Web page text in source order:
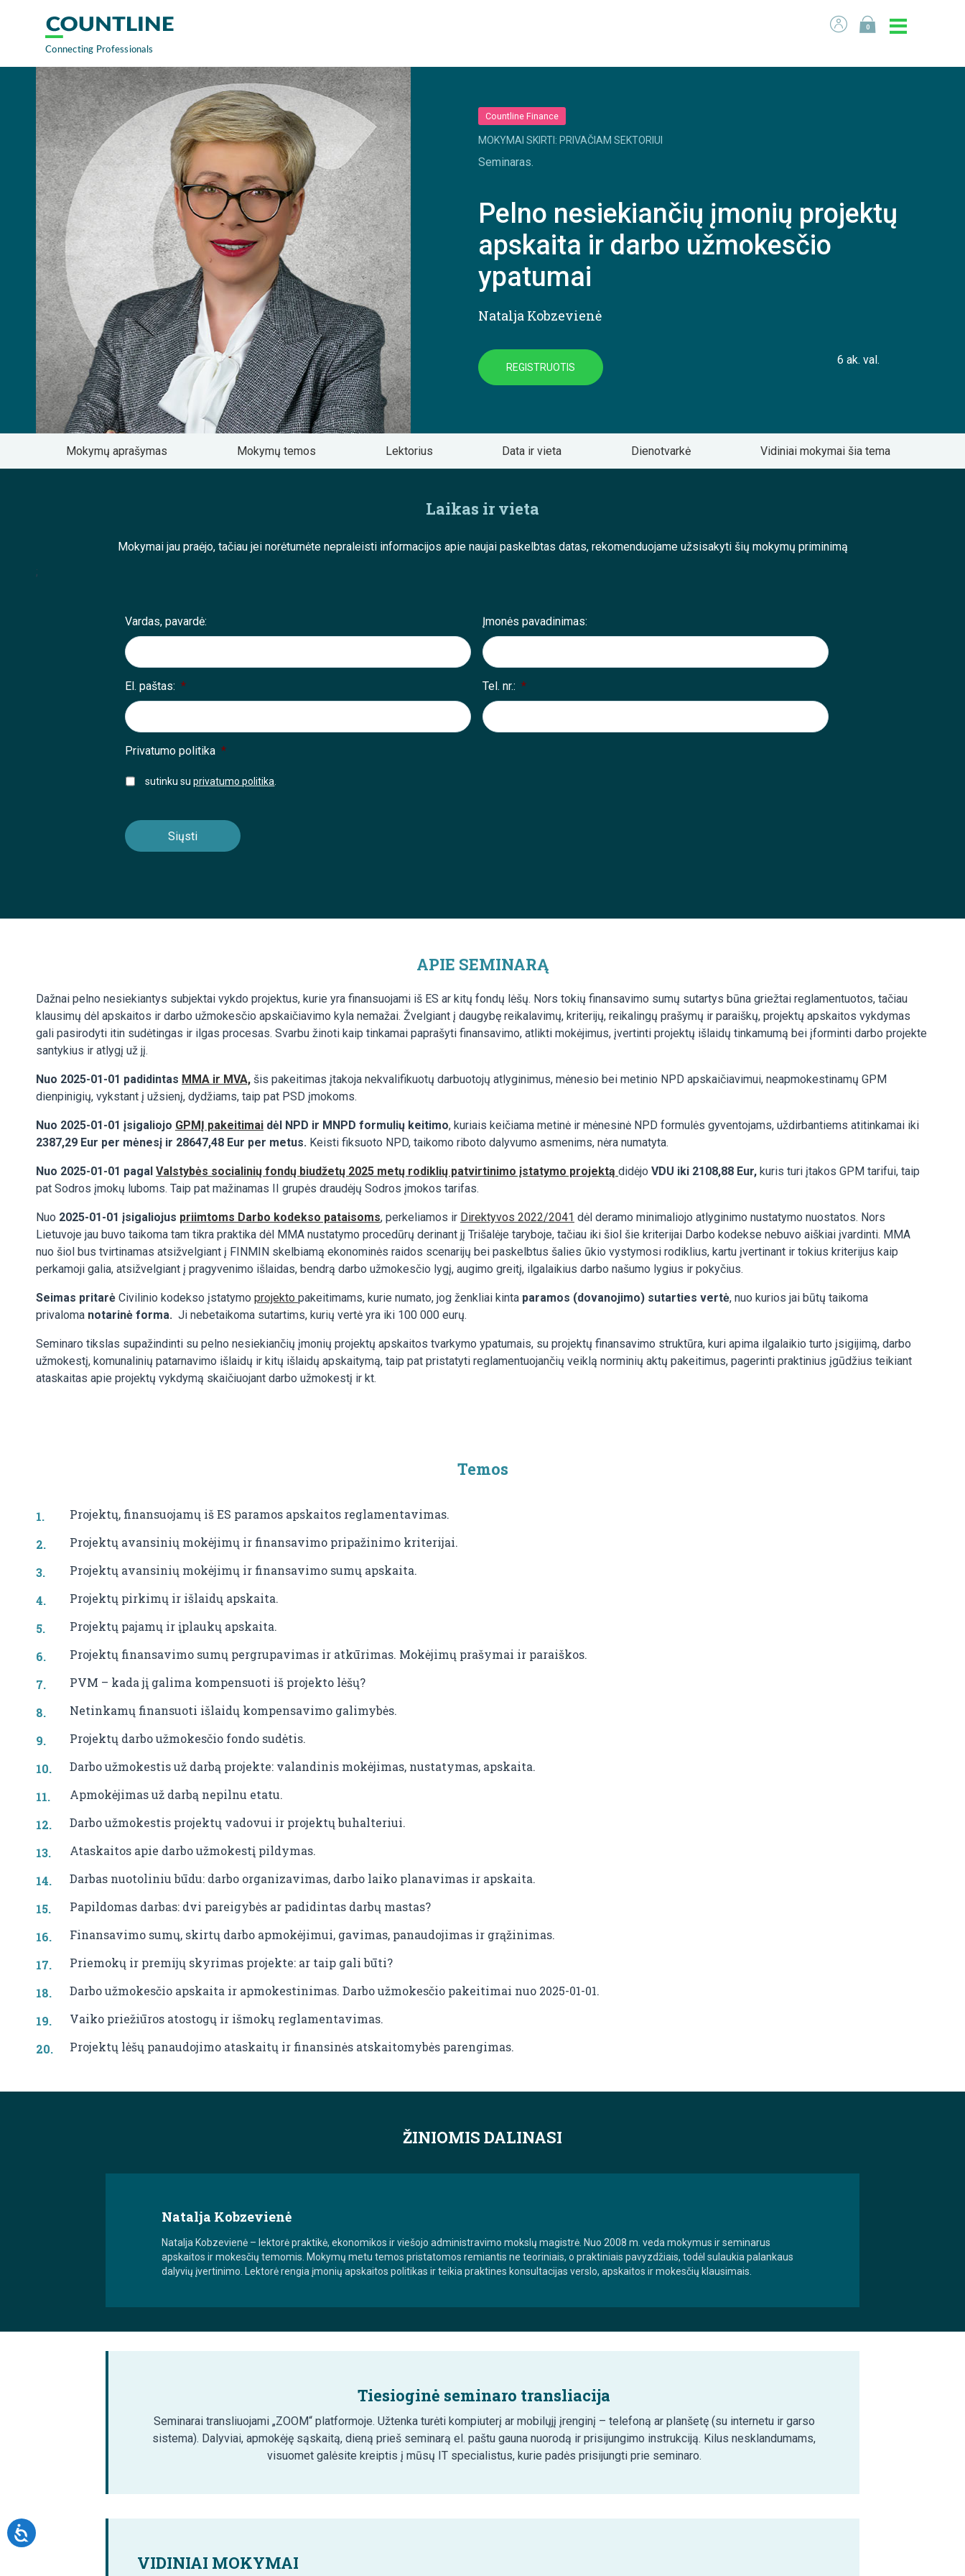
0
Countline Finance
MOKYMAI SKIRTI: PRIVAČIAM SEKTORIUI
Seminaras.
Pelno nesiekiančių įmonių projektų
apskaita ir darbo užmokesčio
ypatumai
Natalja Kobzevienė
REGISTRUOTIS
6 ak. val.
Mokymų aprašymas Mokymų temos Lektorius Data ir vieta Dienotvarkė Vidiniai mokymai šia tema
Laikas ir vieta
Mokymai jau praėjo, tačiau jei norėtumėte nepraleisti informacijos apie naujai paskelbtas datas, rekomenduojame užsisakyti šių mokymų priminimą
;
Vardas, pavardė: Įmonės pavadinimas:
El. paštas: * Tel. nr.: *
Privatumo politika *
sutinku suprivatumo politika
APIE SEMINARĄ
Dažnai pelno nesiekiantys subjektai vykdo projektus, kurie yra finansuojami iš ES ar kitų fondų lėšų. Nors tokių finansavimo sumų sutartys būna griežtai reglamentuotos, tačiau
klausimų dėl apskaitos ir darbo užmokesčio apskaičiavimo kyla nemažai. Žvelgiant į daugybę reikalavimų, kriterijų, reikalingų prašymų ir paraiškų, projektų apskaitos vykdymas
gali pasirodyti itin sudėtingas ir ilgas procesas. Svarbu žinoti kaip tinkamai paprašyti finansavimo, atlikti mokėjimus, įvertinti projektų išlaidų tinkamumą bei įforminti darbo projekte
santykius ir atlygį už jį.
Nuo 2025-01-01 padidintas MMA ir MVA, šis pakeitimas įtakoja nekvalifikuotų darbuotojų atlyginimus, mėnesio bei metinio NPD apskaičiavimui, neapmokestinamų GPM
dienpinigių, vykstant į užsienį, dydžiams, taip pat PSD įmokoms.
Nuo 2025-01-01 įsigaliojo GPMĮ pakeitimai dėl NPD ir MNPD formulių keitimo, kuriais keičiama metinė ir mėnesinė NPD formulės gyventojams, uždirbantiems atitinkamai iki
2387,29 Eur per mėnesį ir 28647,48 Eur per metus. Keisti fiksuoto NPD, taikomo riboto dalyvumo asmenims, nėra numatyta.
Nuo 2025-01-01 pagal Valstybės socialinių fondų biudžetų 2025 metų rodiklių patvirtinimo įstatymo projektą didėjo VDU iki 2108,88 Eur, kuris turi įtakos GPM tarifui, taip
pat Sodros įmokų luboms. Taip pat mažinamas II grupės draudėjų Sodros įmokos tarifas.
Nuo 2025-01-01 įsigaliojus priimtoms Darbo kodekso pataisoms, perkeliamos ir Direktyvos 2022/2041 dėl deramo minimaliojo atlyginimo nustatymo nuostatos. Nors
Lietuvoje jau buvo taikoma tam tikra praktika dėl MMA nustatymo procedūrų derinant jį Trišalėje taryboje, tačiau iki šiol šie kriterijai Darbo kodekse nebuvo aiškiai įvardinti. MMA
nuo šiol bus tvirtinamas atsižvelgiant į FINMIN skelbiamą ekonominės raidos scenarijų bei paskelbtus šalies ūkio vystymosi rodiklius, kartu įvertinant ir tokius kriterijus kaip
perkamoji galia, atsižvelgiant į pragyvenimo išlaidas, bendrą darbo užmokesčio lygį, augimo greitį, ilgalaikius darbo našumo lygius ir pokyčius.
Seimas pritarė Civilinio kodekso įstatymo projekto pakeitimams, kurie numato, jog ženkliai kinta paramos (dovanojimo) sutarties vertė, nuo kurios jai būtų taikoma
privaloma notarinė forma. Ji nebetaikoma sutartims, kurių vertė yra iki 100 000 eurų.
Seminaro tikslas supažindinti su pelno nesiekiančių įmonių projektų apskaitos tvarkymo ypatumais, su projektų finansavimo struktūra, kuri apima ilgalaikio turto įsigijimą, darbo
užmokestį, komunalinių patarnavimo išlaidų ir kitų išlaidų apskaitymą, taip pat pristatyti reglamentuojančių veiklą norminių aktų pakeitimus, pagerinti praktinius įgūdžius teikiant
ataskaitas apie projektų vykdymą skaičiuojant darbo užmokestį ir kt.
Temos
Projektų, finansuojamų iš ES paramos apskaitos reglamentavimas.
Projektų avansinių mokėjimų ir finansavimo pripažinimo kriterijai.
Projektų avansinių mokėjimų ir finansavimo sumų apskaita.
Projektų pirkimų ir išlaidų apskaita.
Projektų pajamų ir įplaukų apskaita.
Projektų finansavimo sumų pergrupavimas ir atkūrimas. Mokėjimų prašymai ir paraiškos.
PVM – kada jį galima kompensuoti iš projekto lėšų?
Netinkamų finansuoti išlaidų kompensavimo galimybės.
Projektų darbo užmokesčio fondo sudėtis.
Darbo užmokestis už darbą projekte: valandinis mokėjimas, nustatymas, apskaita.
Apmokėjimas už darbą nepilnu etatu.
Darbo užmokestis projektų vadovui ir projektų buhalteriui.
Ataskaitos apie darbo užmokestį pildymas.
Darbas nuotoliniu būdu: darbo organizavimas, darbo laiko planavimas ir apskaita.
Papildomas darbas: dvi pareigybės ar padidintas darbų mastas?
Finansavimo sumų, skirtų darbo apmokėjimui, gavimas, panaudojimas ir grąžinimas.
Priemokų ir premijų skyrimas projekte: ar taip gali būti?
Darbo užmokesčio apskaita ir apmokestinimas. Darbo užmokesčio pakeitimai nuo 2025-01-01.
Vaiko priežiūros atostogų ir išmokų reglamentavimas.
Projektų lėšų panaudojimo ataskaitų ir finansinės atskaitomybės parengimas.
ŽINIOMIS DALINASI
Natalja Kobzevienė
Natalja Kobzevienė – lektorė praktikė, ekonomikos ir viešojo administravimo mokslų magistrė. Nuo 2008 m. veda mokymus ir seminarus
apskaitos ir mokesčių temomis. Mokymų metu temos pristatomos remiantis ne teoriniais, o praktiniais pavyzdžiais, todėl sulaukia palankaus
dalyvių įvertinimo. Lektorė rengia įmonių apskaitos politikas ir teikia praktines konsultacijas verslo, apskaitos ir mokesčių klausimais.
Tiesioginė seminaro transliacija
Seminarai transliuojami „ZOOM“ platformoje. Užtenka turėti kompiuterį ar mobilųjį įrenginį – telefoną ar planšetę (su internetu ir garso
sistema). Dalyviai, apmokėję sąskaitą, dieną prieš seminarą el. paštu gauna nuorodą ir prisijungimo instrukciją. Kilus nesklandumams,
visuomet galėsite kreiptis į mūsų IT specialistus, kurie padės prisijungti prie seminaro.
VIDINIAI MOKYMAI